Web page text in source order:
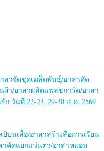
สาจัดชุดเมล็ดพันธุ์/อาสาคัด
ผ้า/อาสาผลิตแฟลชการ์ด/อาสา
วันที่ 22-23, 29-30 ส.ค. 2569
บนเสื้อ/อาสาสร้างสื่อการเรียน
คัดแยกแว่นตา/อาสาหมอน